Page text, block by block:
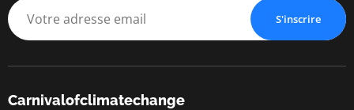
S'inscrire
Carnivalofclimatechange